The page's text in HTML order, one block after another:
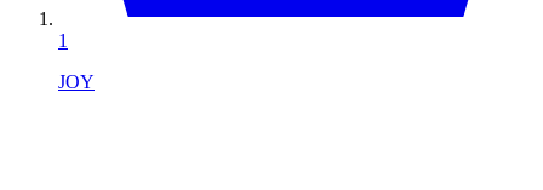
1
JOY